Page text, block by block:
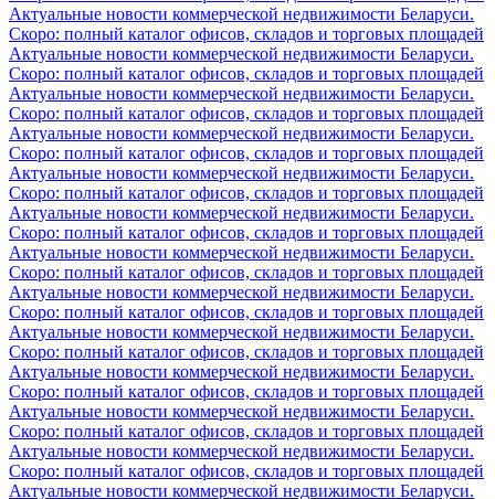
Актуальные новости коммерческой недвижимости Беларуси.
Скоро: полный каталог офисов, складов и торговых площадей
Актуальные новости коммерческой недвижимости Беларуси.
Скоро: полный каталог офисов, складов и торговых площадей
Актуальные новости коммерческой недвижимости Беларуси.
Скоро: полный каталог офисов, складов и торговых площадей
Актуальные новости коммерческой недвижимости Беларуси.
Скоро: полный каталог офисов, складов и торговых площадей
Актуальные новости коммерческой недвижимости Беларуси.
Скоро: полный каталог офисов, складов и торговых площадей
Актуальные новости коммерческой недвижимости Беларуси.
Скоро: полный каталог офисов, складов и торговых площадей
Актуальные новости коммерческой недвижимости Беларуси.
Скоро: полный каталог офисов, складов и торговых площадей
Актуальные новости коммерческой недвижимости Беларуси.
Скоро: полный каталог офисов, складов и торговых площадей
Актуальные новости коммерческой недвижимости Беларуси.
Скоро: полный каталог офисов, складов и торговых площадей
Актуальные новости коммерческой недвижимости Беларуси.
Скоро: полный каталог офисов, складов и торговых площадей
Актуальные новости коммерческой недвижимости Беларуси.
Скоро: полный каталог офисов, складов и торговых площадей
Актуальные новости коммерческой недвижимости Беларуси.
Скоро: полный каталог офисов, складов и торговых площадей
Актуальные новости коммерческой недвижимости Беларуси.